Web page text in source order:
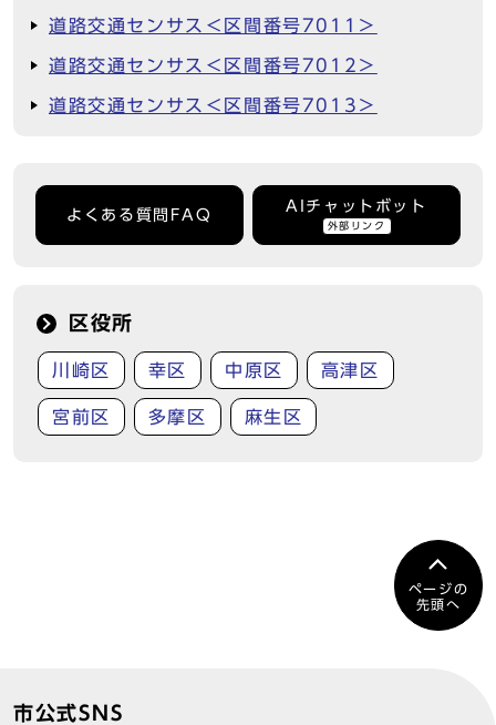
道路交通センサス＜区間番号7011＞
道路交通センサス＜区間番号7012＞
道路交通センサス＜区間番号7013＞
よくある質問FAQ
AIチャットボット
外部リンク
区役所
川崎区 幸区 中原区 高津区
宮前区 多摩区 麻生区
ページの
先頭へ
市公式SNS